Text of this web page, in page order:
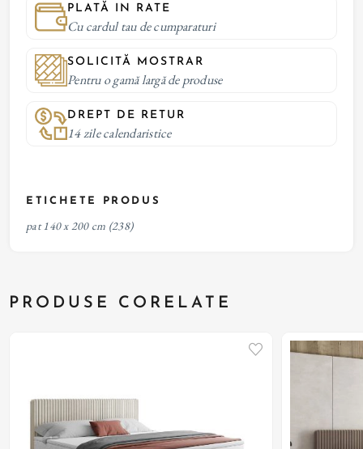
PLATĂ IN RATE
Cu cardul tau de cumparaturi
SOLICITĂ MOSTRAR
Pentru o gamă largă de produse
DREPT DE RETUR
14 zile calendaristice
ETICHETE PRODUS
pat 140 x 200 cm (238)
PRODUSE CORELATE